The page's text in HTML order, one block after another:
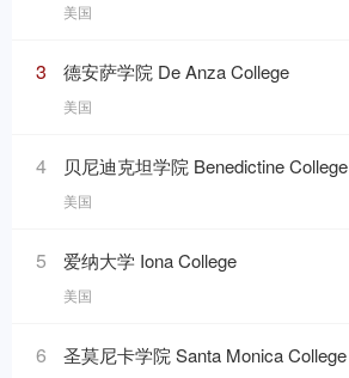
美国
3 德安萨学院 De Anza College
美国
4 贝尼迪克坦学院 Benedictine College
美国
5 爱纳大学 Iona College
美国
6 圣莫尼卡学院 Santa Monica College